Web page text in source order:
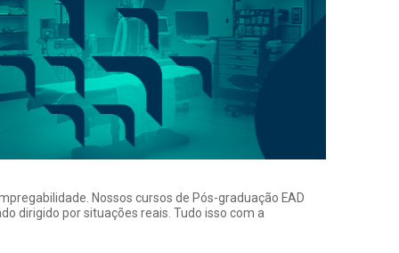
Nossos cursos de Pós-graduação EAD
dirigido por situações reais. Tudo isso com a